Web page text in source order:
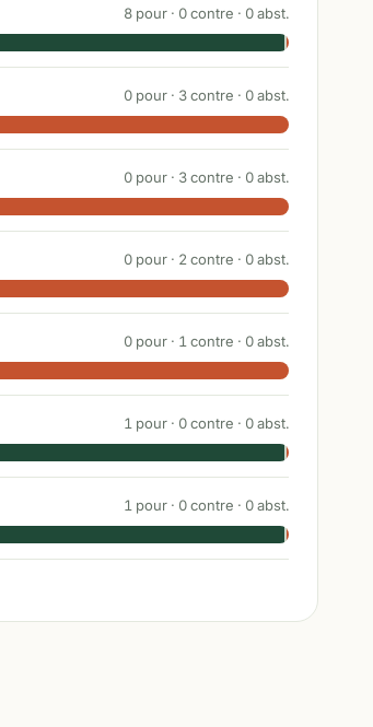
8 pour · 0contre · 0abst.
0 pour · 3contre · 0abst.
0 pour · 3contre · 0abst.
0 pour · 2 contre · 0abst.
0 pour · 1 contre · 0abst.
1 pour · 0contre · 0abst.
1 pour · 0contre · 0abst.